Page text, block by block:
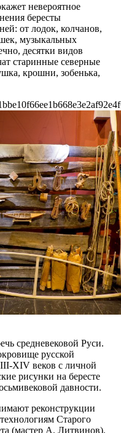
невероятное
бересты
от лодок, колчанов,
музыкальных
десятки видов
старинные северные
крошни, зобенька,
средневековой Руси.
русской
XIV веков с личной
рисунки на бересте
давности.
реконструкции
Старого
(мастер А. Литвинов).